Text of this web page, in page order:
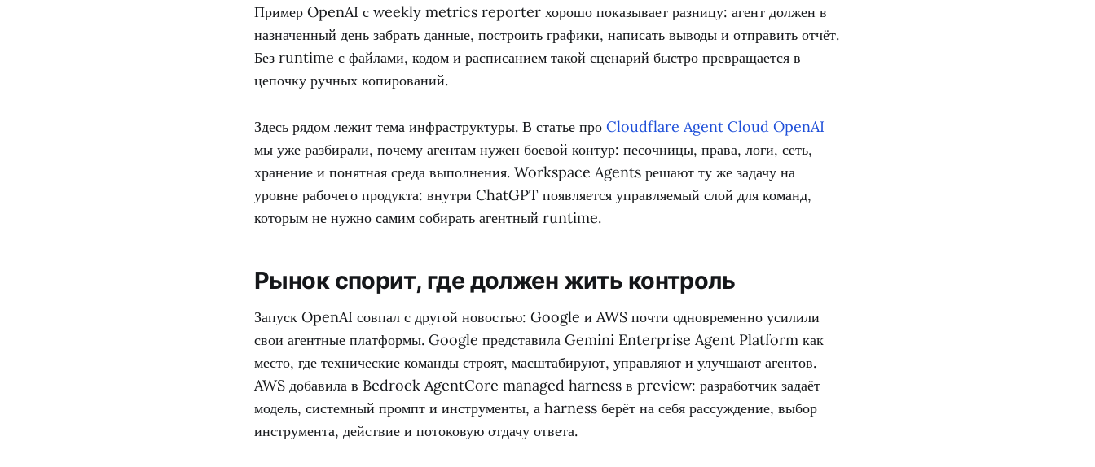
Пример OpenAI с weekly metrics reporter хорошо показывает разницу: агент должен в
назначенный день забрать данные, построить графики, написать выводы и отправить отчёт.
Без runtime с файлами, кодом и расписанием такой сценарий быстро превращается в
цепочку ручных копирований.
Здесь рядом лежит тема инфраструктуры. В статье про Cloudflare Agent Cloud OpenAI
мы уже разбирали, почему агентам нужен боевой контур: песочницы, права, логи, сеть,
хранение и понятная среда выполнения. Workspace Agents решают ту же задачу на
уровне рабочего продукта: внутри ChatGPT появляется управляемый слой для команд,
которым не нужно самим собирать агентный runtime.
Рынок спорит, где должен жить контроль
Запуск OpenAI совпал с другой новостью: Google и AWS почти одновременно усилили
свои агентные платформы. Google представила Gemini Enterprise Agent Platform как
место, где технические команды строят, масштабируют, управляют и улучшают агентов.
AWS добавила в Bedrock AgentCore managed harness в preview: разработчик задаёт
модель, системный промпт и инструменты, а harness берёт на себя рассуждение, выбор
инструмента, действие и потоковую отдачу ответа.